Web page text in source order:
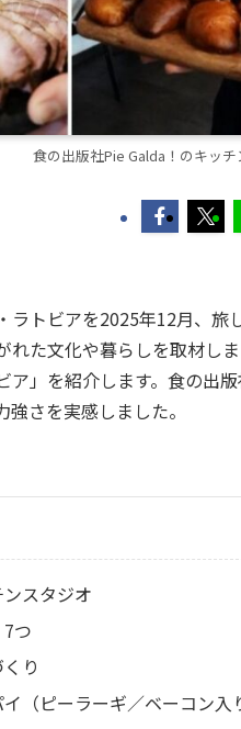
食の出版社Pie Galda！のキッ
ラトビアを2025年12月、
れた文化や暮らしを取材し
ア」を紹介します。食の出
さを実感しました。
スタジオ
つ
り
（ピーラーギ／ベーコン入